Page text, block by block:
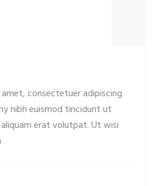
consectetuer adipiscing
nibh euismod tincidunt ut
erat volutpat. Ut wisi